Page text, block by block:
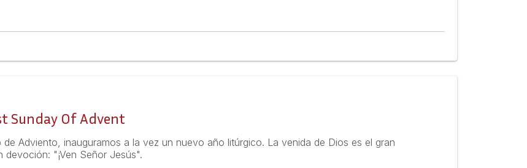
Sunday Of Advent
Adviento, inauguramos a la vez un nuevo año litúrgico. La venida de Dios es el gran
"¡Ven Señor Jesús".